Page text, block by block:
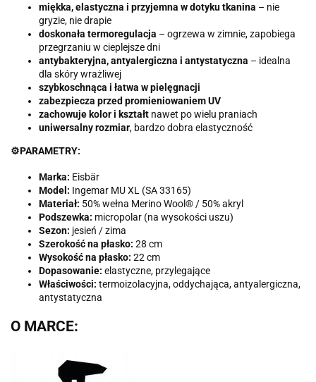
miękka, elastyczna i przyjemna w dotyku tkanina – nie
gryzie, nie drapie
doskonała termoregulacja – ogrzewa w zimnie, zapobiega
przegrzaniu w cieplejsze dni
antybakteryjna, antyalergiczna i antystatyczna – idealna
dla skóry wrażliwej
szybkoschnąca i łatwa w pielęgnacji
zabezpiecza przed promieniowaniem UV
zachowuje kolor i kształt nawet po wielu praniach
uniwersalny rozmiar, bardzo dobra elastyczność
⚙️PARAMETRY:
Marka: Eisbär
Model: Ingemar MU XL (SA 33165)
Materiał: 50% wełna Merino Wool® / 50% akryl
Podszewka: micropolar (na wysokości uszu)
Sezon: jesień / zima
Szerokość na płasko: 28 cm
Wysokość na płasko: 22 cm
Dopasowanie: elastyczne, przylegające
Właściwości: termoizolacyjna, oddychająca, antyalergiczna,
antystatyczna
O MARCE: